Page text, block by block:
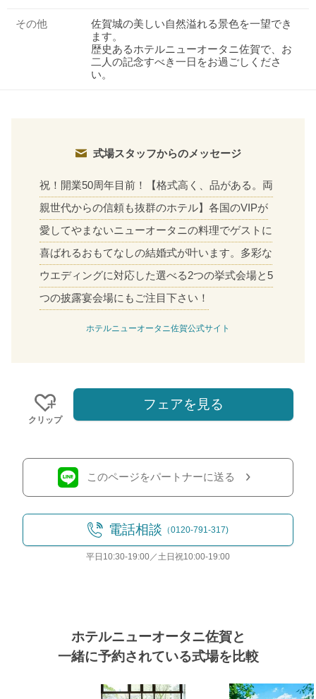
その他
佐賀城の美しい自然溢れる景色を一望でき
ます。
歴史あるホテルニューオータニ佐賀で、お
二人の記念すべき一日をお過ごしくださ
い。
式場スタッフからのメッセージ
祝！開業50周年目前！【格式高く、品がある。両
親世代からの信頼も抜群のホテル】各国のVIPが
愛してやまないニューオータニの料理でゲストに
喜ばれるおもてなしの結婚式が叶います。多彩な
ウエディングに対応した選べる2つの挙式会場と5
つの披露宴会場にもご注目下さい！
ホテルニューオータニ佐賀公式サイト
クリップ
フェアを見る
このページをパートナーに送る
電話相談 （0120-791-317)
平日10:30-19:00／土日祝10:00-19:00
ホテルニューオータニ佐賀と
一緒に予約されている式場を比較